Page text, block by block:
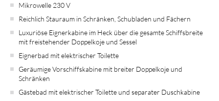
Mikrowelle 230 V
Reichlich Stauraum in Schränken, Schubladen und Fächern
Luxuriöse Eignerkabine im Heck über die gesamte Schiffsbreite
mit freistehender Doppelkoje und Sessel
Eignerbad mit elektrischer Toilette
Geräumige Vorschiffskabine mit breiter Doppelkoje und
Schränken
Gästebad mit elektrischer Toilette und separater Duschkabine